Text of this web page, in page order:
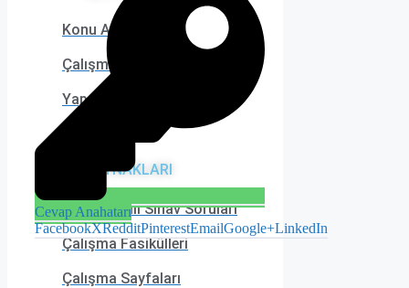
Konu Anlatımı
Çalışma Kağıdı
Yaprak Testler
KAYNAKLARI
Örnek Yazılı Sınav Soruları
Çalışma Fasikülleri
Çalışma Sayfaları
Cevap Anahatarı
FacebookXRedditPinterestEmailGoogle+LinkedIn